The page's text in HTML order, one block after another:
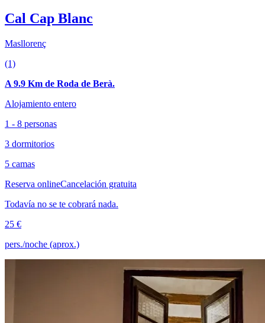
Cal Cap Blanc
Masllorenç
(1)
A 9.9 Km de Roda de Berà.
Alojamiento entero
1 - 8 personas
3 dormitorios
5 camas
Reserva onlineCancelación gratuita
Todavía no se te cobrará nada.
25 €
pers./noche (aprox.)